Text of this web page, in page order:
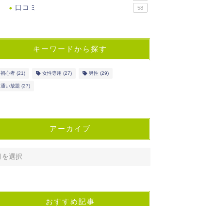
口コミ 58
キーワードから探す
初心者(21) 女性専用 (27) 男性(29)
通い放題 (27)
アーカイブ
おすすめ記事